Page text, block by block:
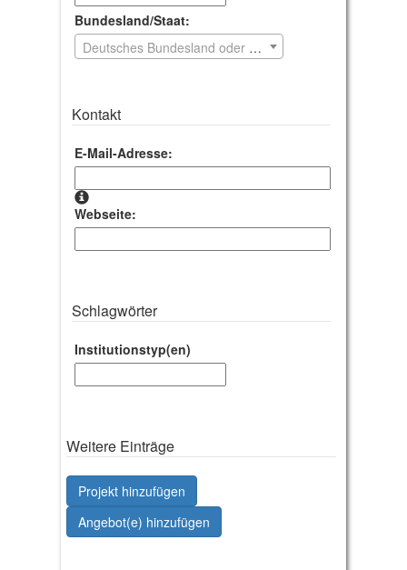
Bundesland/Staat:
Deutsches Bundesland oder Staat wählen
Kontakt
E-Mail-Adresse:
Webseite:
Schlagwörter
Institutionstyp(en)
Weitere Einträge
Projekt hinzufügen
Angebot(e) hinzufügen